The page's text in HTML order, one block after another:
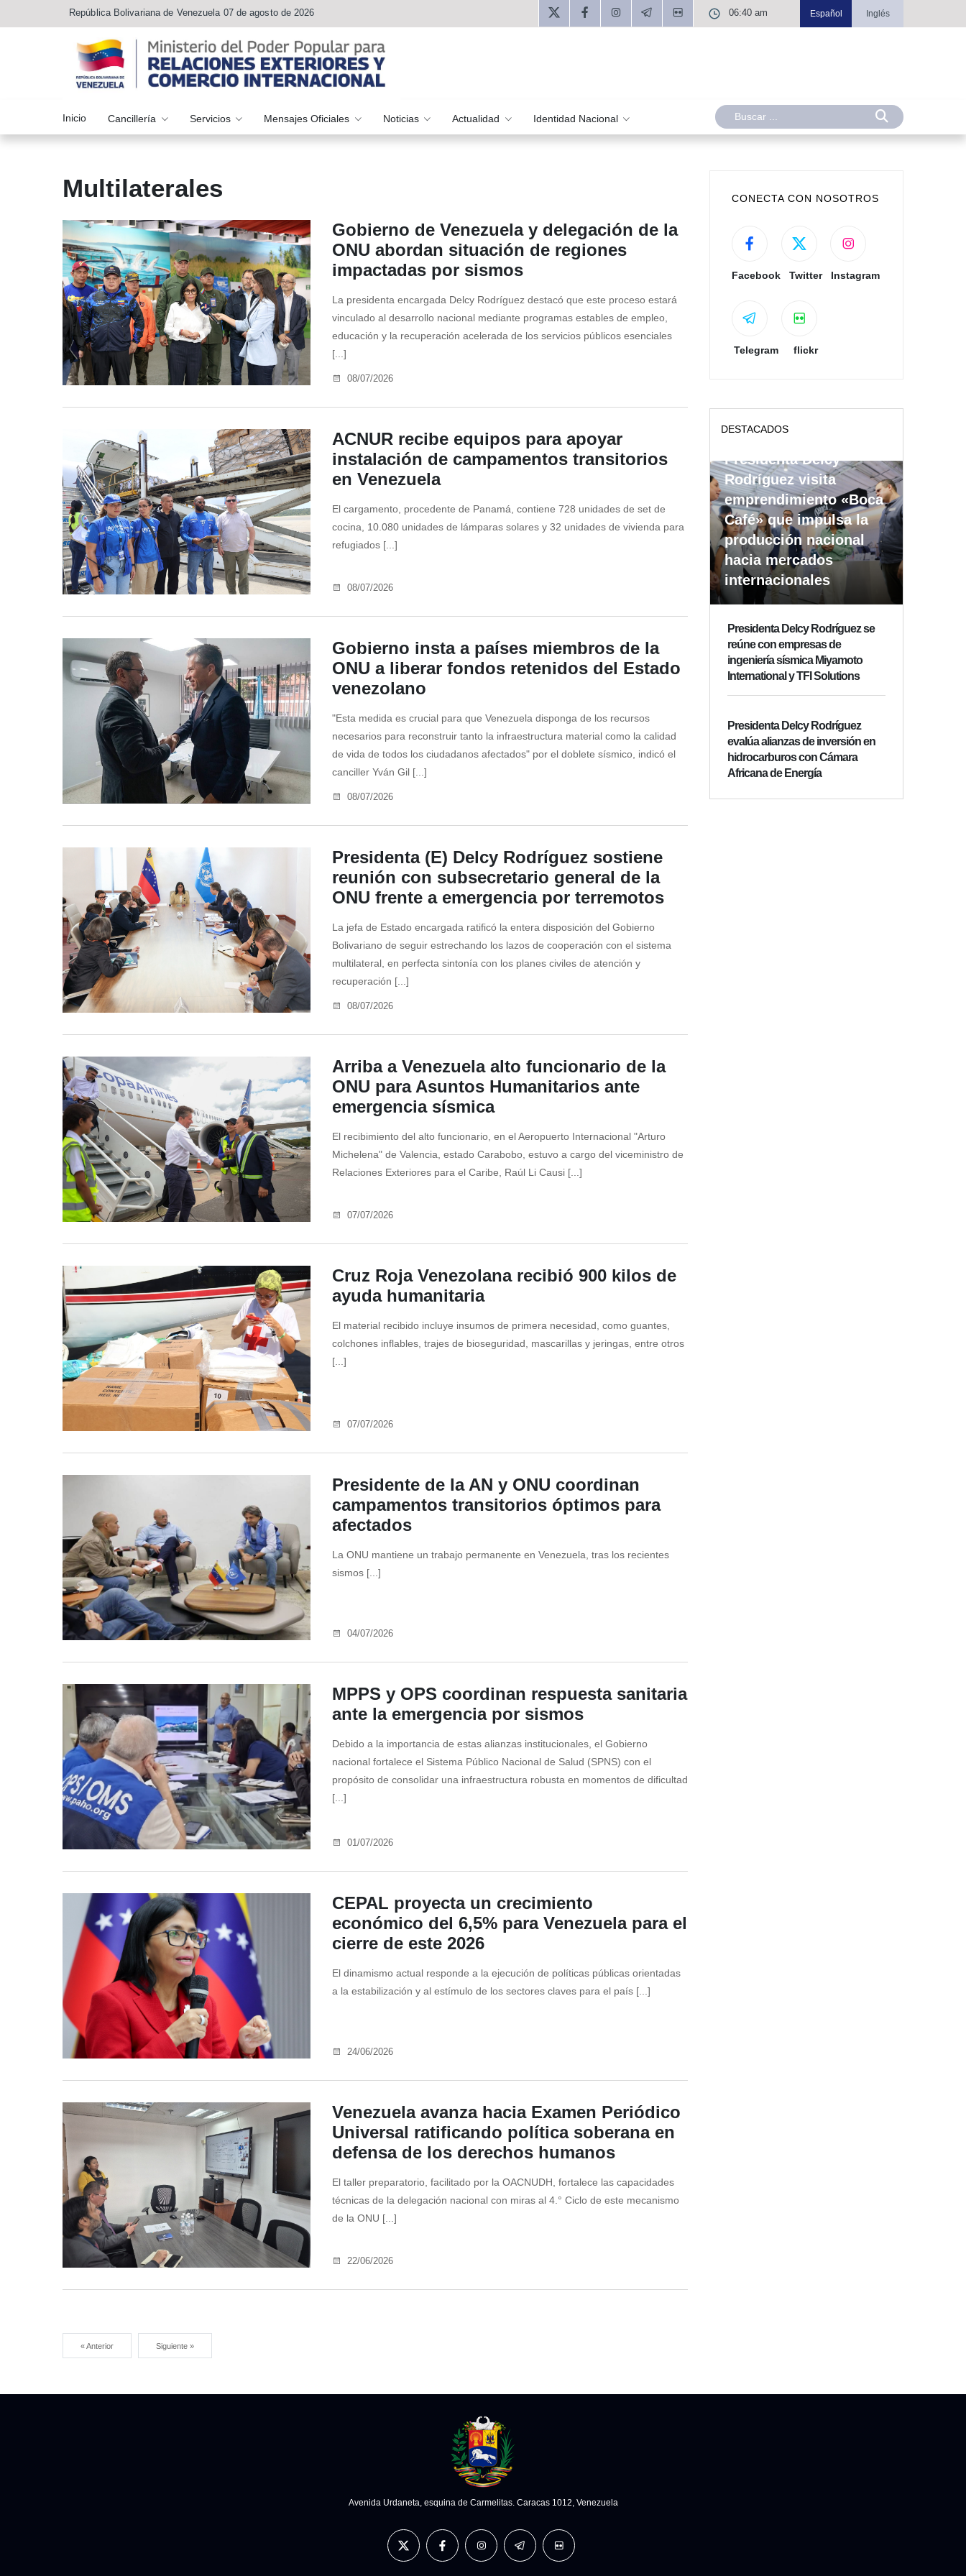
República Bolivariana de Venezuela 07 de agosto de 2026 06:40 am Español Inglés
Inicio Cancillería Servicios Mensajes Oficiales Noticias Actualidad Identidad Nacional
Multilaterales
Gobierno de Venezuela y delegación de la
ONU abordan situación de regiones
impactadas por sismos
La presidenta encargada Delcy Rodríguez destacó que este proceso estará
vinculado al desarrollo nacional mediante programas estables de empleo,
educación y la recuperación acelerada de los servicios públicos esenciales
[...]
08/07/2026
ACNUR recibe equipos para apoyar
instalación de campamentos transitorios
en Venezuela
El cargamento, procedente de Panamá, contiene 728 unidades de set de
cocina, 10.080 unidades de lámparas solares y 32 unidades de vivienda para
refugiados [...]
08/07/2026
Gobierno insta a países miembros de la
ONU a liberar fondos retenidos del Estado
venezolano
‎"Esta medida es crucial para que Venezuela disponga de los recursos
necesarios para reconstruir tanto la infraestructura material como la calidad
de vida de todos los ciudadanos afectados" por el doblete sísmico, indicó el
canciller Yván Gil [...]
08/07/2026
Presidenta (E) Delcy Rodríguez sostiene
reunión con subsecretario general de la
ONU frente a emergencia por terremotos
La jefa de Estado encargada ratificó la entera disposición del Gobierno
Bolivariano de seguir estrechando los lazos de cooperación con el sistema
multilateral, en perfecta sintonía con los planes civiles de atención y
recuperación [...]
08/07/2026
Arriba a Venezuela alto funcionario de la
ONU para Asuntos Humanitarios ante
emergencia sísmica
El recibimiento del alto funcionario, en el Aeropuerto Internacional "Arturo
Michelena" de Valencia, estado Carabobo, estuvo a cargo del viceministro de
Relaciones Exteriores para el Caribe, Raúl Li Causi [...]
07/07/2026
Cruz Roja Venezolana recibió 900 kilos de
ayuda humanitaria
El material recibido incluye insumos de primera necesidad, como guantes,
colchones inflables, trajes de bioseguridad, mascarillas y jeringas, entre otros
[...]
07/07/2026
Presidente de la AN y ONU coordinan
campamentos transitorios óptimos para
afectados
La ONU mantiene un trabajo permanente en Venezuela, tras los recientes
sismos [...]
04/07/2026
MPPS y OPS coordinan respuesta sanitaria
ante la emergencia por sismos
Debido a la importancia de estas alianzas institucionales, el Gobierno
nacional fortalece el Sistema Público Nacional de Salud (SPNS) con el
propósito de consolidar una infraestructura robusta en momentos de dificultad
[...]
01/07/2026
CEPAL proyecta un crecimiento
económico del 6,5% para Venezuela para el
cierre de este 2026
El dinamismo actual responde a la ejecución de políticas públicas orientadas
a la estabilización y al estímulo de los sectores claves para el país [...]
24/06/2026
Venezuela avanza hacia Examen Periódico
Universal ratificando política soberana en
defensa de los derechos humanos
El taller preparatorio, facilitado por la OACNUDH, fortalece las capacidades
técnicas de la delegación nacional con miras al 4.° Ciclo de este mecanismo
de la ONU [...]
22/06/2026
« Anterior Siguiente »
CONECTA CON NOSOTROS
Facebook Twitter Instagram
Telegram flickr
DESTACADOS
Presidenta Delcy
Rodríguez visita
emprendimiento «Boca
Café» que impulsa la
producción nacional
hacia mercados
internacionales
Presidenta Delcy Rodríguez se
reúne con empresas de
ingeniería sísmica Miyamoto
International y TFI Solutions
Presidenta Delcy Rodríguez
evalúa alianzas de inversión en
hidrocarburos con Cámara
Africana de Energía
Avenida Urdaneta, esquina de Carmelitas. Caracas 1012, Venezuela